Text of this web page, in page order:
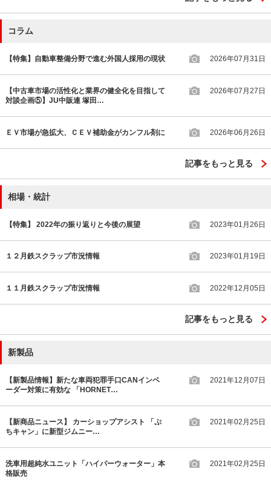
コラム
【特集】自動車整備分野で進む外国人採用の現状 2026年07月31日
【中古車市場の活性化と業界の健全化を目指して
対談企画⑤】JU中販連 塚田…
2026年07月27日
ＥＶ市場が急拡大、ＣＥＶ補助金がカンフル剤に 2026年06月26日
記事をもっと見る
相場・統計
【特集】 2022年の振り返りと今後の展望 2023年01月26日
１２月鉄スクラップ市況情報 2023年01月19日
１１月鉄スクラップ市況情報 2022年12月05日
記事をもっと見る
新製品
【新製品情報】新たな車両犯罪手口CANインベ
ーダー対策に有効な 「HORNET…
2021年12月07日
【新商品ニュース】 カーショップアシスト 「ぷ
ちキャン」に新型ジムニー…
2021年02月25日
洗車用超純水ユニット「ハイパーウォーター」本
格販売
2021年02月25日